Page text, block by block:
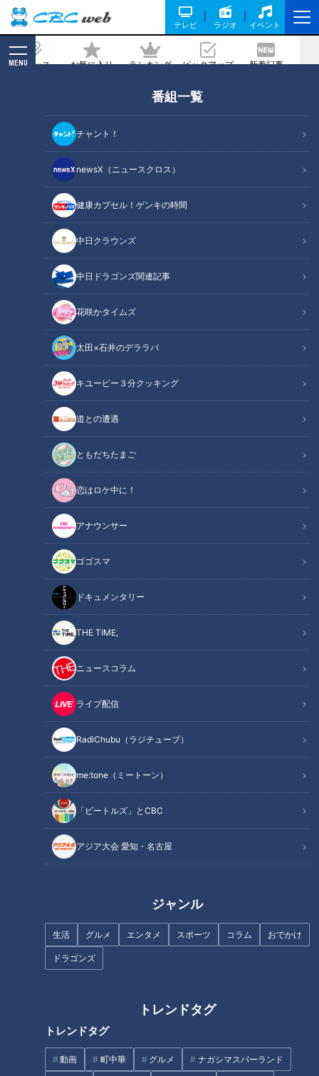
テレビ ラジオ イベント
ニュース お気に入り ランキング ピックアップ 新着記事
MENU
番組一覧
チャント！
newsX（ニュースクロス）
健康カプセル！ゲンキの時間
中日クラウンズ
中日ドラゴンズ関連記事
花咲かタイムズ
太田×石井のデララバ
キユーピー３分クッキング
道との遭遇
ともだちたまご
恋はロケ中に！
アナウンサー
ゴゴスマ
ドキュメンタリー
THE TIME,
ニュースコラム
ライブ配信
RadiChubu（ラジチューブ）
me:tone（ミートーン）
「ビートルズ」とCBC
アジア大会 愛知・名古屋
ジャンル
生活 グルメ エンタメ スポーツ コラム おでかけ
ドラゴンズ
トレンドタグ
トレンドタグ
動画 町中華 グルメ ナガシマスパーランド
売 赤・青・緑の味の違いは？
記事に戻る
”緑”の「味覇（ウェイパァー）」新発売 赤・青・緑の味の違いは？
この記事の画像
この記事を見たあなたへのおすすめ
フランス人は菓子店「シャトレ
ーゼ」の店名に顔を赤らめる？
「ピーマンとちくわ、じゃこの
炒めもの」の作り方【キユーピ
ー３分クッキング】
「もやしハンバーグ」の作り方
【キユーピー３分クッキング】
「手作り寒天のフルーツポン
チ」の作り方【キユーピー３分
【キユーピー３分クッキング】
【キユーピー３分クッキング】
グルメ チャント！